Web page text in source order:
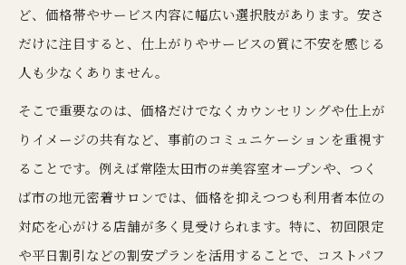
ど、価格帯やサービス内容に幅広い選択肢があります。安さ
だけに注目すると、仕上がりやサービスの質に不安を感じる
人も少なくありません。
そこで重要なのは、価格だけでなくカウンセリングや仕上が
りイメージの共有など、事前のコミュニケーションを重視す
ることです。例えば常陸太田市の#美容室オープンや、つく
ば市の地元密着サロンでは、価格を抑えつつも利用者本位の
対応を心がける店舗が多く見受けられます。特に、初回限定
や平日割引などの割安プランを活用することで、コストパフ